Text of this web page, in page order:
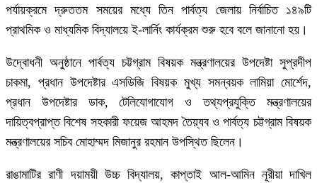
পর্যায়ক্রমে দ্রুততম সময়ের মধ্যে তিন পার্বত্য জেলায় নির্বাচিত ১৪৯টি
প্রাথমিক ও মাধ্যমিক বিদ্যালয়ে ই-লার্নিং কার্যক্রম শুরু হবে বলে জানানো হয়।
উদ্বোধনী অনুষ্ঠানে পার্বত্য চট্টগ্রাম বিষয়ক মন্ত্রণালয়ের উপদেষ্টা সুপ্রদীপ
চাকমা, প্রধান উপদেষ্টার এসডিজি বিষয়ক মুখ্য সমন্বয়ক লামিয়া মোর্শেদ,
প্রধান উপদেষ্টার ডাক, টেলিযোগাযোগ ও তথ্যপ্রযুক্তি মন্ত্রণালয়ের
দায়িত্বপ্রাপ্ত বিশেষ সহকারী ফয়েজ আহমদ তৈয়্যব ও পার্বত্য চট্টগ্রাম বিষয়ক
মন্ত্রণালয়ের সচিব মোহাম্মদ মিজানুর রহমান উপস্থিত ছিলেন।
রাঙামাটির রাণী দয়াময়ী উচ্চ বিদ্যালয়, কাপ্তাই আল-আমিন নূরীয়া দাখিল